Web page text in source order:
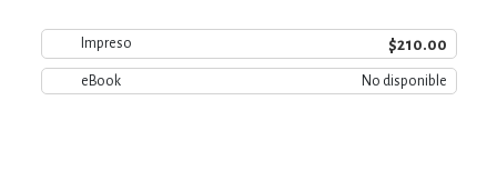
Impreso $210.00
eBook No disponible